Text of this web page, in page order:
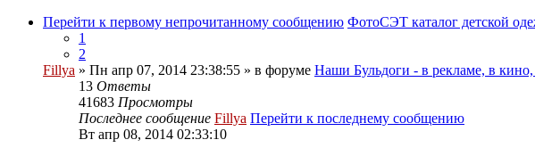
Перейти к первому непрочитанному сообщению ФотоСЭТ каталог детской
1
2
Fillya » Пн апр 07, 2014 23:38:55 » в форуме Наши Бульдоги - в рекламе, в
13 Ответы
41683 Просмотры
Последнее сообщение Fillya Перейти к последнему сообщению
Вт апр 08, 2014 02:33:10